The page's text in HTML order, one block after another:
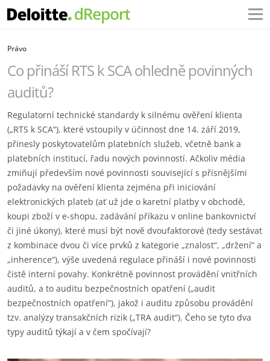
Právo
Co přináší RTS k SCA ohledně povinných
auditů?
Regulatorní technické standardy k silnému ověření klienta
(„RTS k SCA“), které vstoupily v účinnost dne 14. září 2019,
přinesly poskytovatelům platebních služeb, včetně bank a
platebních institucí, řadu nových povinností. Ačkoliv média
zmiňují především nové povinnosti související s přísnějšími
požadavky na ověření klienta zejména při iniciování
elektronických plateb (ať už jde o karetní platby v obchodě,
koupi zboží v e-shopu, zadávání příkazu v online bankovnictví
či jiné úkony), které musí být nově dvoufaktorové (tedy sestávat
z kombinace dvou či více prvků z kategorie „znalost“, „držení“ a
„inherence“), výše uvedená regulace přináší i nové povinnosti
čistě interní povahy. Konkrétně povinnost provádění vnitřních
auditů, a to auditu bezpečnostních opatření („audit
bezpečnostních opatření“), jakož i auditu způsobu provádění
tzv. analýzy transakčních rizik („TRA audit“). Čeho se tyto dva
typy auditů týkají a v čem spočívají?